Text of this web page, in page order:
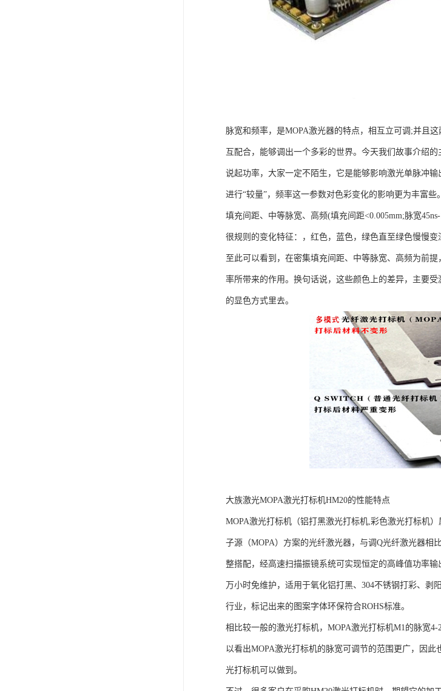
脉宽和频率，是MOPA激光器的特点，相互立可调;并且
互配合，能够调出一个多彩的世界。今天我们故事介绍
说起功率，大家一定不陌生，它是能够影响激光单脉冲
进行“较量”，频率这一参数对色彩变化的影响更为丰富
填充间距、中等脉宽、高频(填充间距<0.005mm;脉宽
很规则的变化特征：，红色，蓝色，绿色直至绿色慢慢变
至此可以看到，在密集填充间距、中等脉宽、高频为前
率所带来的作用。换句话说，这些颜色上的差异，主要
的显色方式里去。
大族激光MOPA激光打标机HM20的性能特点
MOPA激光打标机（铝打黑激光打标机,彩色激光打标机
子源（MOPA）方案的光纤激光器，与调Q光纤激光器相
整搭配，经高速扫描振镜系统可实现恒定的高峰值功率
万小时免维护，适用于氧化铝打黑、304不锈钢打彩、
行业，标记出来的图案字体环保符合ROHS标准。
相比较一般的激光打标机，MOPA激光打标机M1的脉宽4-
以看出MOPA激光打标机的脉宽可调节的范围更广，因
光打标机可以做到。